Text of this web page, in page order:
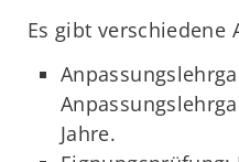
Es gibt verschiedene
Jahre.